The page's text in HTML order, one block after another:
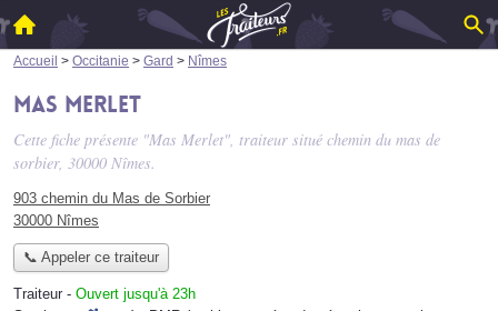
Accueil > Occitanie > Gard > Nîmes
Mas Merlet
Cette fiche présente "Mas Merlet", traiteur situé chemin du mas de
sorbier, 30000 Nîmes.
903 chemin du Mas de Sorbier
30000 Nîmes
📞 Appeler ce traiteur
Traiteur - Ouvert jusqu'à 23h